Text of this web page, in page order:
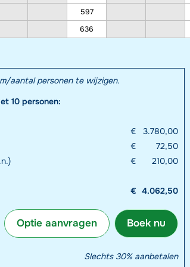
597
636
aantal personen te wijzigen.
10 personen:
€
3.780,00
€
72,50
€ 210,00
€ 4.062,50
Boek nu
Optie aanvragen
Slechts 30% aanbetalen